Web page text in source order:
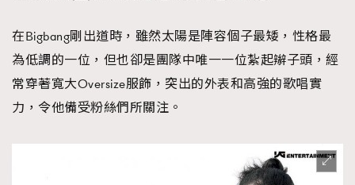
在Bigbang剛出道時，雖然太陽是陣容個子最矮，性格最
為低調的一位，但也卻是團隊中唯一一位紮起辮子頭，經
常穿著寬大Oversize服飾，突出的外表和高強的歌唱實
力，令他備受粉絲們所關注。